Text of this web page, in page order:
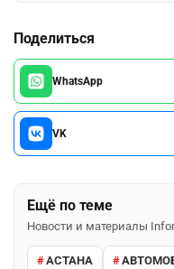
Поделиться
WhatsApp
VK
Ещё по теме
Новости и материалы
АСТАНА